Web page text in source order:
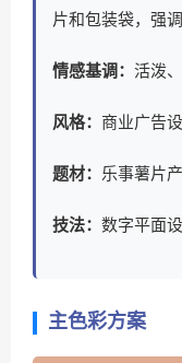
片和包装袋，强
情感基调： 活泼
风格： 商业广告
题材： 乐事薯片
技法： 数字平面
主色彩方案